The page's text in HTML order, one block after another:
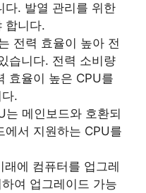
다. 발열 관리를 위한
합니다.
전력 효율이 높아 전
습니다. 전력 소비량
효율이 높은 CPU를
.
는 메인보드와 호환되
에서 지원하는 CPU를
래에 컴퓨터를 업그레
여 업그레이드 가능